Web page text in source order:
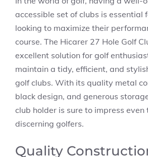
accessible set of clubs is essential
looking to maximize their
course. The Hicarer 27 Hole Golf
excellent solution for golf
maintain a tidy, efficient, and
golf clubs. With its quality metal
black design, and generous
club holder is sure to impress even
discerning golfers.
Quality